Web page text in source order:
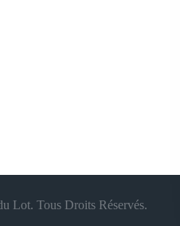
Lot. Tous Droits Réservés.